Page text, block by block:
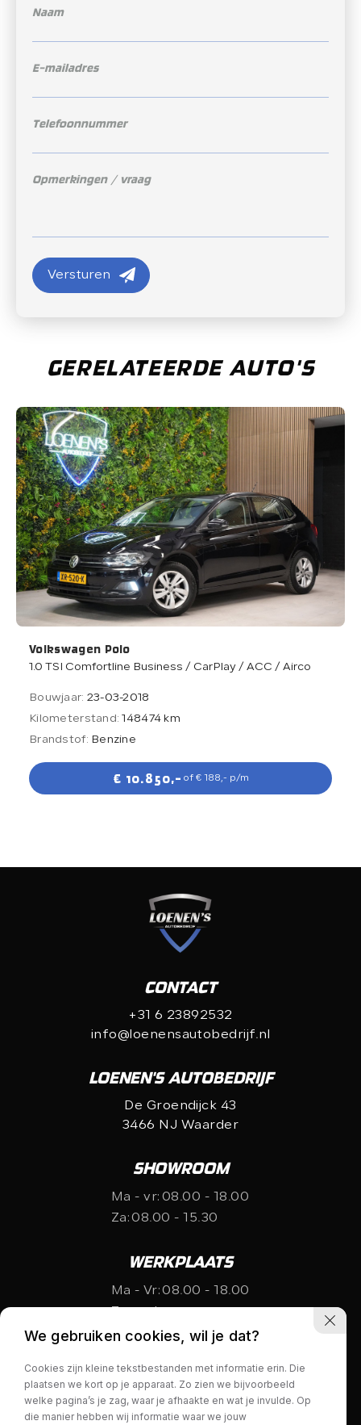
Versturen
GERELATEERDE AUTO'S
Volkswagen Polo
1.0 TSI Comfortline Business / CarPlay / ACC / Airco
Bouwjaar: 23-03-2018
Kilometerstand:148474 km
Brandstof: Benzine
€ 10.850,- of € 188,- p/m
CONTACT
+31 6 23892532
info@loenensautobedrijf.nl
LOENEN'S AUTOBEDRIJF
De Groendijck 43
3466 NJ Waarder
SHOWROOM
Ma - vr: 08.00 - 18.00
Za: 08.00 - 15.30
WERKPLAATS
Ma - Vr: 08.00 - 18.00
Za:gesloten
We gebruiken cookies, wil je dat?
Cookies zijn kleine tekstbestanden met informatie erin. Die
plaatsen we kort op je apparaat. Zo zien we bijvoorbeeld
welke pagina’s je zag, waar je afhaakte en wat je invulde. Op
die manier hebben wij informatie waar we jouw